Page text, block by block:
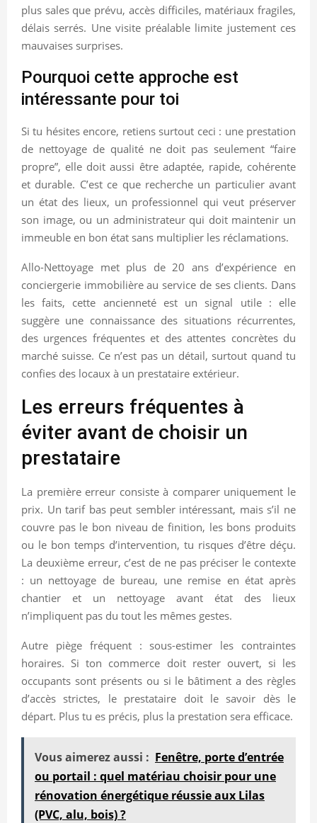
plus sales que prévu, accès difficiles, matériaux fragiles,
délais serrés. Une visite préalable limite justement ces
mauvaises surprises.
Pourquoi cette approche est
intéressante pour toi
Si tu hésites encore, retiens surtout ceci : une prestation
de nettoyage de qualité ne doit pas seulement “faire
propre”, elle doit aussi être adaptée, rapide, cohérente
et durable. C’est ce que recherche un particulier avant
un état des lieux, un professionnel qui veut préserver
son image, ou un administrateur qui doit maintenir un
immeuble en bon état sans multiplier les réclamations.
Allo-Nettoyage met plus de 20 ans d’expérience en
conciergerie immobilière au service de ses clients. Dans
les faits, cette ancienneté est un signal utile : elle
suggère une connaissance des situations récurrentes,
des urgences fréquentes et des attentes concrètes du
marché suisse. Ce n’est pas un détail, surtout quand tu
confies des locaux à un prestataire extérieur.
Les erreurs fréquentes à
éviter avant de choisir un
prestataire
La première erreur consiste à comparer uniquement le
prix. Un tarif bas peut sembler intéressant, mais s’il ne
couvre pas le bon niveau de finition, les bons produits
ou le bon temps d’intervention, tu risques d’être déçu.
La deuxième erreur, c’est de ne pas préciser le contexte
: un nettoyage de bureau, une remise en état après
chantier et un nettoyage avant état des lieux
n’impliquent pas du tout les mêmes gestes.
Autre piège fréquent : sous-estimer les contraintes
horaires. Si ton commerce doit rester ouvert, si les
occupants sont présents ou si le bâtiment a des règles
d’accès strictes, le prestataire doit le savoir dès le
départ. Plus tu es précis, plus la prestation sera efficace.
Vous aimerez aussi : Fenêtre, porte d’entrée
ou portail : quel matériau choisir pour une
rénovation énergétique réussie aux Lilas
(PVC, alu, bois) ?